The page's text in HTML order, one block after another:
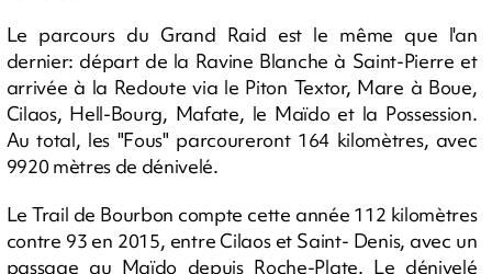
Le parcours du Grand Raid est le même que l'an
dernier: départ de la Ravine Blanche à Saint-Pierre et
arrivée à la Redoute via le Piton Textor, Mare à Boue,
Cilaos, Hell-Bourg, Mafate, le Maïdo et la Possession.
Au total, les "Fous" parcoureront 164 kilomètres, avec
9920 mètres de dénivelé.
Le Trail de Bourbon compte cette année 112 kilomètres
contre 93 en 2015, entre Cilaos et Saint- Denis, avec un
passage au Maïdo depuis Roche-Plate. Le dénivelé